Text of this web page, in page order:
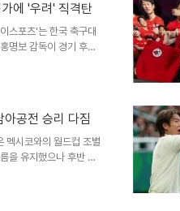
역시 이러한 상황에
의 근황재시 양은 현..
에 '우려' 직격탄
스포츠'는 한국 축구대
명보 감독이 경기 후
한국 축구의 월드컵 접
쉬움을 표하면서도, 선
. 실점 장면에 대해서는
공전 승리 다짐
멕시코와의 월드컵 조별
을 유지했으나 후반 초
들의 준비 과정과 노